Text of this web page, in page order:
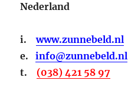
Nederland
i.
www.zunnebeld.nl
e.
info@zunnebeld.nl
t.
(038) 421 58 97